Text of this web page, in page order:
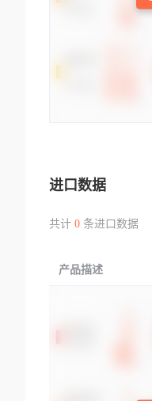
进口数据
共计 0条进口数据
产品描述